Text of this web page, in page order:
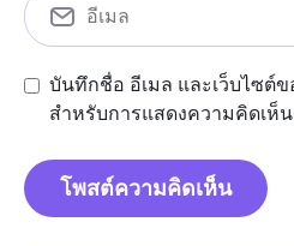
บันทึกชื่อ อีเมล และเว็บไซต์
สำหรับการแสดงความคิดเห็